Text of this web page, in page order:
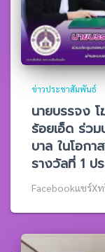
ข่าวประชาสัมพันธ์
นายบรรจง
ร้อยเอ็ด ร่ว
บาล ในโอกา
รางวัลที่ 1 ปร
Facebookแชร์X